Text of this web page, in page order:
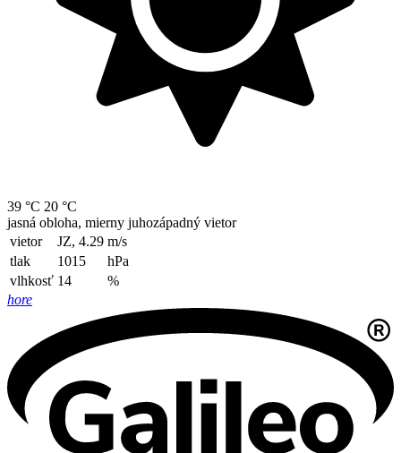
39 °C 20 °C
jasná obloha, mierny juhozápadný vietor
vietor
JZ, 4.29 m/s
tlak
1015
hPa
vlhkosť 14
%
hore